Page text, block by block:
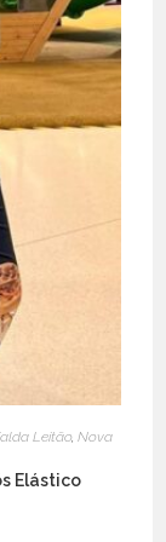
Leitão, Nova
Elástico